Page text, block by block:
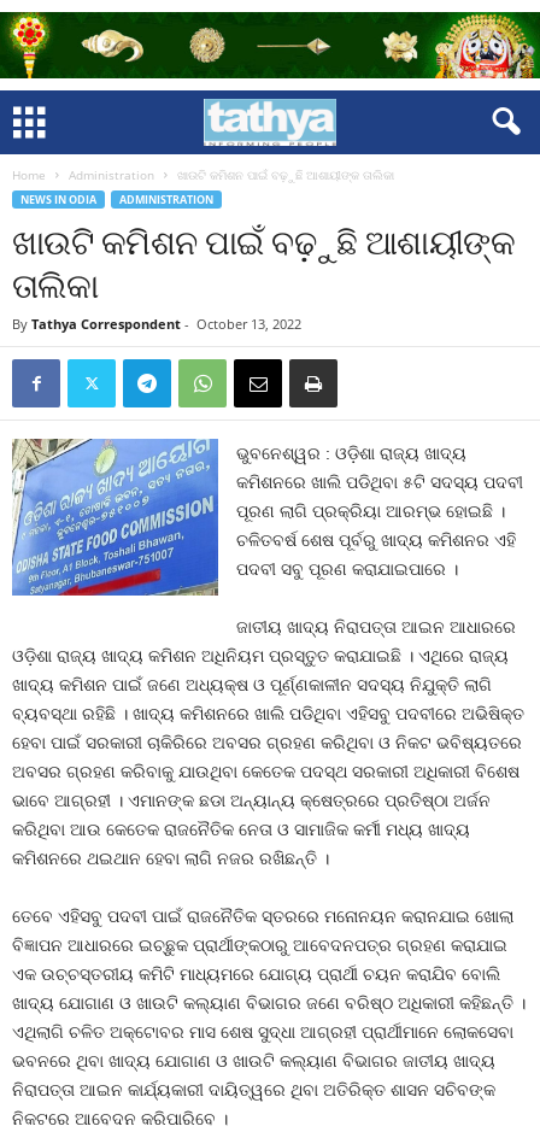
Home Administration ଖାଉଟି କମିଶନ ପାଇଁ ବଢ଼ୁଛି ଆଶାୟୀଙ୍କ ତାଲିକା
NEWS IN ODIA ADMINISTRATION
ଖାଉଟି କମିଶନ ପାଇଁ ବଢ଼ୁଛି ଆଶାୟୀଙ୍କ
ତାଲିକା
By Tathya Correspondent - October 13, 2022
ଭୁବନେଶ୍ୱର : ଓଡ଼ିଶା ରାଜ୍ୟ ଖାଦ୍ୟ
କମିଶନରେ ଖାଲି ପଡିଥିବା ୫ଟି ସଦସ୍ୟ ପଦବୀ
ପୂରଣ ଲାଗି ପ୍ରକ୍ରିୟା ଆରମ୍ଭ ହୋଇଛି ।
ଚଳିତବର୍ଷ ଶେଷ ପୂର୍ବରୁ ଖାଦ୍ୟ କମିଶନର ଏହି
ପଦବୀ ସବୁ ପୂରଣ କରାଯାଇପାରେ ।
ଜାତୀୟ ଖାଦ୍ୟ ନିରାପତ୍ତା ଆଇନ ଆଧାରରେ
ଓଡ଼ିଶା ରାଜ୍ୟ ଖାଦ୍ୟ କମିଶନ ଅଧିନିୟମ ପ୍ରସ୍ତୁତ କରାଯାଇଛି । ଏଥିରେ ରାଜ୍ୟ
ଖାଦ୍ୟ କମିଶନ ପାଇଁ ଜଣେ ଅଧ୍ୟକ୍ଷ ଓ ପୂର୍ଣ୍ଣକାଳୀନ ସଦସ୍ୟ ନିଯୁକ୍ତି ଲାଗି
ବ୍ୟବସ୍ଥା ରହିଛି । ଖାଦ୍ୟ କମିଶନରେ ଖାଲି ପଡିଥିବା ଏହିସବୁ ପଦବୀରେ ଅଭିଷିକ୍ତ
ହେବା ପାଇଁ ସରକାରୀ ଚାକିରିରେ ଅବସର ଗ୍ରହଣ କରିଥିବା ଓ ନିକଟ ଭବିଷ୍ୟତରେ
ଅବସର ଗ୍ରହଣ କରିବାକୁ ଯାଉଥିବା କେତେକ ପଦସ୍ଥ ସରକାରୀ ଅଧିକାରୀ ବିଶେଷ
ଭାବେ ଆଗ୍ରହୀ । ଏମାନଙ୍କ ଛଡା ଅନ୍ୟାନ୍ୟ କ୍ଷେତ୍ରରେ ପ୍ରତିଷ୍ଠା ଅର୍ଜନ
କରିଥିବା ଆଉ କେତେକ ରାଜନୈତିକ ନେତା ଓ ସାମାଜିକ କର୍ମୀ ମଧ୍ୟ ଖାଦ୍ୟ
କମିଶନରେ ଥଇଥାନ ହେବା ଲାଗି ନଜର ରଖିଛନ୍ତି ।
ତେବେ ଏହିସବୁ ପଦବୀ ପାଇଁ ରାଜନୈତିକ ସ୍ତରରେ ମନୋନୟନ କରାନଯାଇ ଖୋଲା
ବିଜ୍ଞାପନ ଆଧାରରେ ଇଚ୍ଛୁକ ପ୍ରାର୍ଥୀଙ୍କଠାରୁ ଆବେଦନପତ୍ର ଗ୍ରହଣ କରାଯାଇ
ଏକ ଉଚ୍ଚସ୍ତରୀୟ କମିଟି ମାଧ୍ୟମରେ ଯୋଗ୍ୟ ପ୍ରାର୍ଥୀ ଚୟନ କରାଯିବ ବୋଲି
ଖାଦ୍ୟ ଯୋଗାଣ ଓ ଖାଉଟି କଲ୍ୟାଣ ବିଭାଗର ଜଣେ ବରିଷ୍ଠ ଅଧିକାରୀ କହିଛନ୍ତି ।
ଏଥିଲାଗି ଚଳିତ ଅକ୍ଟୋବର ମାସ ଶେଷ ସୁଦ୍ଧା ଆଗ୍ରହୀ ପ୍ରାର୍ଥୀମାନେ ଲୋକସେବା
ଭବନରେ ଥିବା ଖାଦ୍ୟ ଯୋଗାଣ ଓ ଖାଉଟି କଲ୍ୟାଣ ବିଭାଗର ଜାତୀୟ ଖାଦ୍ୟ
ନିରାପତ୍ତା ଆଇନ କାର୍ଯ୍ୟକାରୀ ଦାୟିତ୍ୱରେ ଥିବା ଅତିରିକ୍ତ ଶାସନ ସଚିବଙ୍କ
ନିକଟରେ ଆବେଦନ କରିପାରିବେ ।